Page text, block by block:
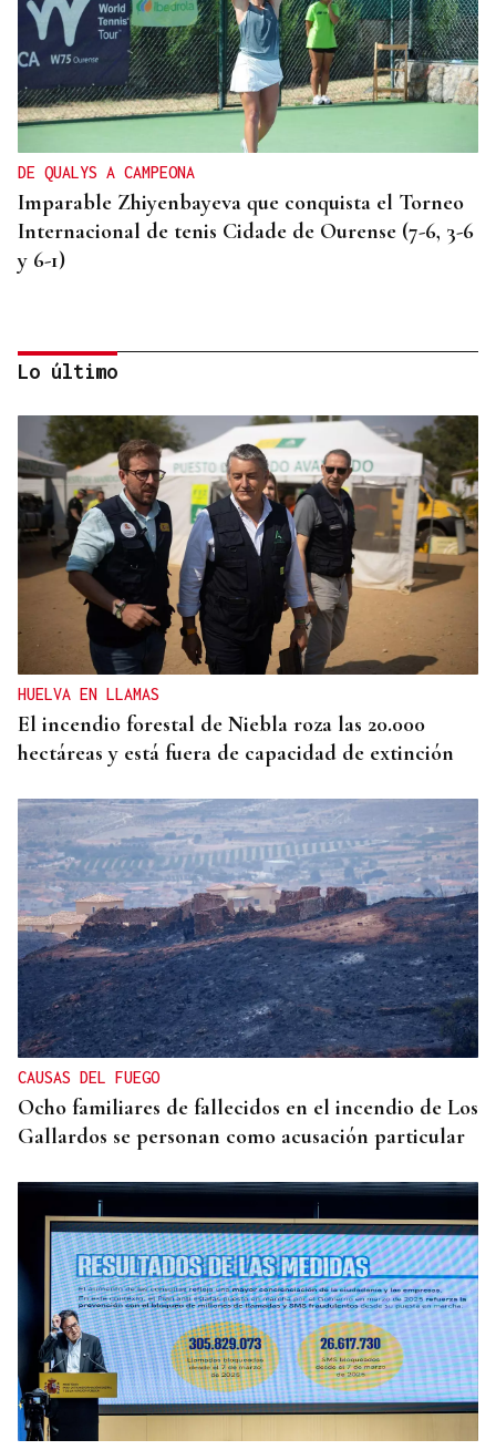
DE QUALYS A CAMPEONA
Imparable Zhiyenbayeva que conquista el Torneo
Internacional de tenis Cidade de Ourense (7-6, 3-6
y 6-1)
SEMIFINAL IDA
La Supercopa Galicia es el primer gran reto del
Auriense
Lo último
HUELVA EN LLAMAS
El incendio forestal de Niebla roza las 20.000
hectáreas y está fuera de capacidad de extinción
CAUSAS DEL FUEGO
Ocho familiares de fallecidos en el incendio de Los
Gallardos se personan como acusación particular